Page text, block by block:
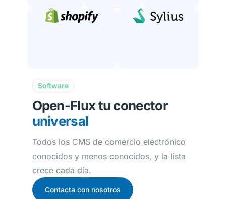
Software
Open-Flux tu conector
universal
Todos los CMS de comercio electrónico
conocidos y menos conocidos, y la lista
crece cada día.
Contacta con nosotros